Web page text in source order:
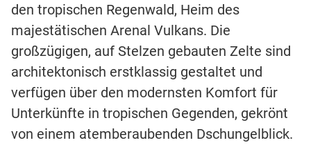
den tropischen Regenwald, Heim des
majestätischen Arenal Vulkans. Die
großzügigen, auf Stelzen gebauten Zelte sind
architektonisch erstklassig gestaltet und
verfügen über den modernsten Komfort für
Unterkünfte in tropischen Gegenden, gekrönt
von einem atemberaubenden Dschungelblick.